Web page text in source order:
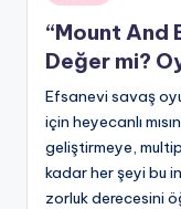
in
“Mount And
Değer mi?
Efsanevi savaş
için heyecanlı
geliştirmeye,
kadar her şeyi bu
zorluk derecesini